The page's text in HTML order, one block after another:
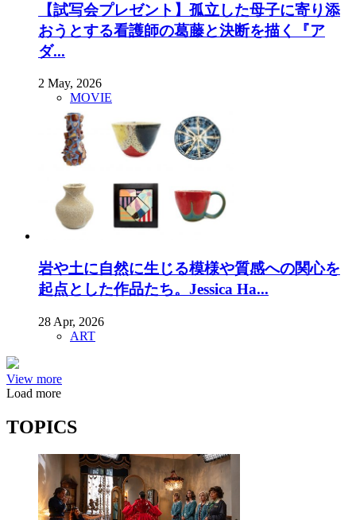
【試写会プレゼント】孤立した母子に寄り添
おうとする看護師の葛藤と決断を描く『ア
ダ...
2 May, 2026
MOVIE
岩や土に自然に生じる模様や質感への関心を
起点とした作品たち。Jessica Ha...
28 Apr, 2026
ART
View more
Load more
TOPICS